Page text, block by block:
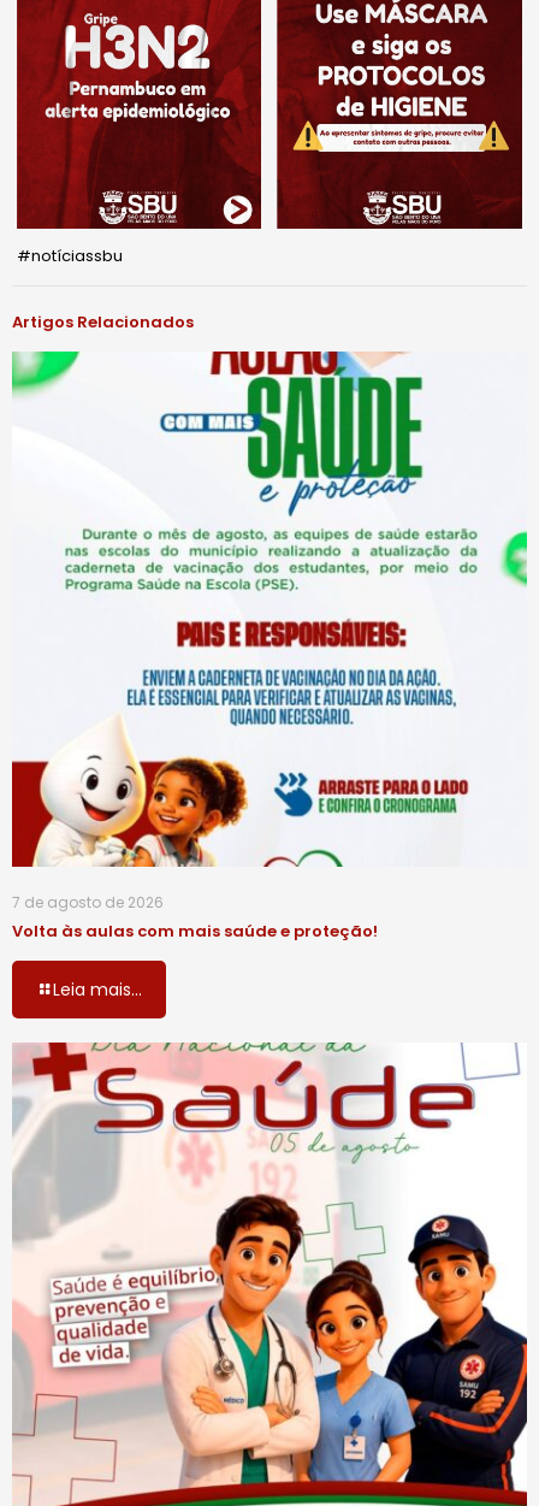
#notíciassbu
Artigos Relacionados
7 de agosto de 2026
Volta às aulas com mais saúde e proteção!
Leia mais...